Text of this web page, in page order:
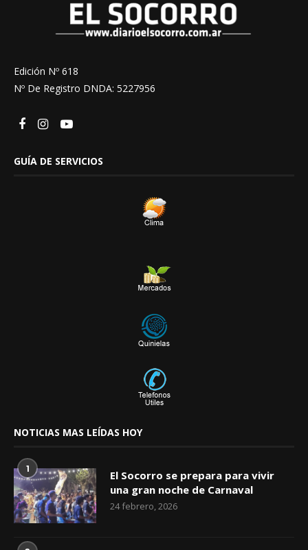
Edición Nº 618
Nº De Registro DNDA: 5227956
GUÍA DE SERVICIOS
NOTICIAS MAS LEÍDAS HOY
1
El Socorro se prepara para vivir
una gran noche de Carnaval
24 febrero, 2026